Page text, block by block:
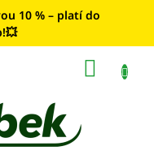
10 % – platí do